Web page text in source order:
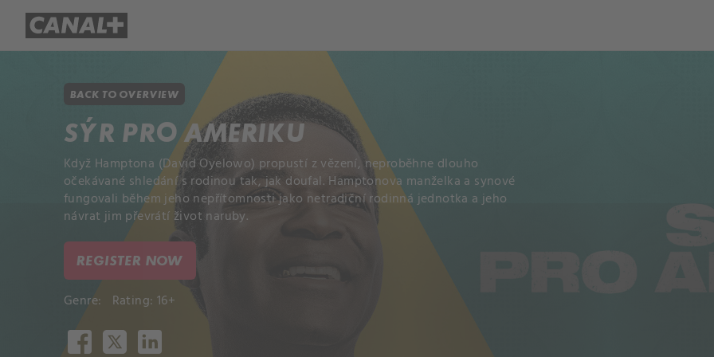
BACK TO OVERVIEW
SÝR PRO AMERIKU
Když Hamptona (David Oyelowo) propustí z vězení, neproběhne dlouho
očekávané shledání s rodinou tak, jak doufal. Hamptonova manželka a synové
fungovali během jeho nepřítomnosti jako netradiční rodinná jednotka a jeho
návrat jim převrátí život naruby.
REGISTER NOW
Genre: Rating: 16+